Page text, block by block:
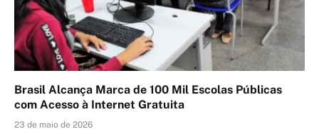
Brasil Alcança Marca de 100 Mil Escolas Públicas
com Acesso à Internet Gratuita
23 de maio de 2026